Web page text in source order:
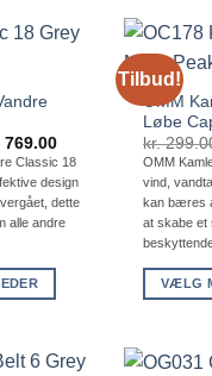
varianter.
vælges
på
1,099.00.
769.00Den
aktuelle
pris
er:
kr. 769.00.
Classic 18
design
dette
alle andre
Tilbud!
OMM
Løbe
kr.
OMM
vind,
kan bæres
at skabe et
VÆLG
har